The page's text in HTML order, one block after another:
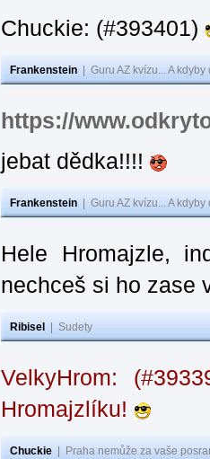
Chuckie: (#393401)
Frankenstein Guru AZ kvízu... A
https://
jebat dědka!!!!
Frankenstein Guru AZ kvízu... A
Hele Hromajzle,
nechceš si ho zase
Ribisel Sudety
VelkyHrom:
Hromajzlíku!
Chuckie Praha nemůže za vaše